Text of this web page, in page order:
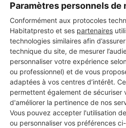
Paramètres personnels de
Conformément aux protocoles
Habitatpresto et ses partenaires
technologies similaires afin
technique du site, de mesurer
personnaliser votre expérience
ou professionnel) et de vous
adaptées à vos centres d’intérêt.
permettent également de sécuriser
d'améliorer la pertinence de nos
Vous pouvez accepter l'utilisation
ou personnaliser vos préférences
13 ans d'expérience
Voir sa fiche
HERSARD
Doué-en-Anjou
10 ans d'expérience